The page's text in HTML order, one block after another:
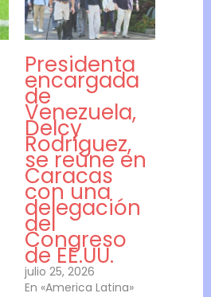
Presidenta
encargada
de
Venezuela,
Delcy
Rodríguez,
se reúne en
Caracas
con una
delegación
del
Congreso
de EE.UU.
julio 25, 2026
En «America Latina»